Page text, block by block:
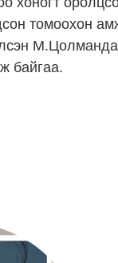
томоохон
байгаа.